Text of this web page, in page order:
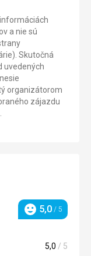
a nie sú
Skutočná
uvedených
organizátorom
zájazdu
Hodnotenie
5,0 / 5
5,0 / 5